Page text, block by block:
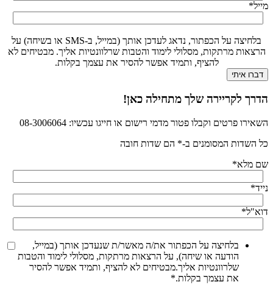
מייל*
בלחיצה על הכפתור, נדאג לעדכן אותך (במייל, ב-SMS או בשיחה) על
הרצאות מרתקות, מסלולי לימוד והטבות שרלוונטיות אליך. מבטיחים לא
להציף, ותמיד אפשר להסיר את עצמך בקלות.
הדרך לקריירה שלך מתחילה כאן!
השאירו פרטים וקבלו פטור מדמי רישום או חייגו עכשיו: 08-3006064
כל השדות המסומנים ב-* הם שדות חובה
שם מלא*
נייד*
דוא"ל*
בלחיצה על הכפתור את/ה מאשר/ת שנעדכן אותך (במייל,
הודעה או שיחה), על הרצאות מרתקות, מסלולי לימוד והטבות
שלרוונטיות אליך.מבטיחים לא להציף, ותמיד אפשר להסיר
את עצמך בקלות.*